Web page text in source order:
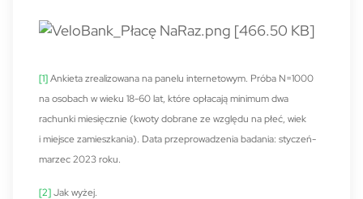
[1] Ankieta zrealizowana na panelu internetowym. Próba N=1000
na osobach w wieku 18-60 lat, które opłacają minimum dwa
rachunki miesięcznie (kwoty dobrane ze względu na płeć, wiek
i miejsce zamieszkania). Data przeprowadzenia badania: styczeń-
marzec 2023 roku.
[2] Jak wyżej.